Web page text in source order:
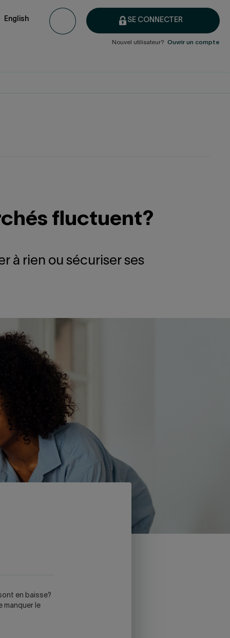
SE CONNECTER
Nouvel utilisateur? Ouvrir un compte
English
fluctuent?
à rien ou sécuriser ses
en baisse?
manquer le